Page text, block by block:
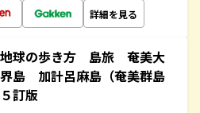
詳細を見る
球の歩き方 島旅 奄美大
島 加計呂麻島（奄美群島
訂版